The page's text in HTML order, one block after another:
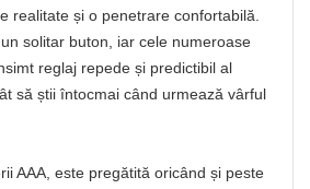
realitate și o penetrare confortabilă.
solitar buton, iar cele numeroase
reglaj repede și predictibil al
să știi întocmai când urmează vârful
AAA, este pregătită oricând și peste